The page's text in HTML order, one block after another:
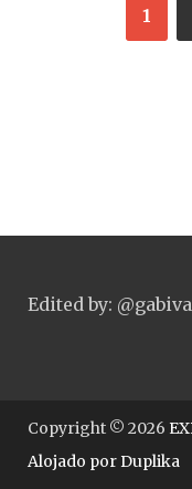
1
Edited by:
Copyright © 2026
Alojado porDuplika